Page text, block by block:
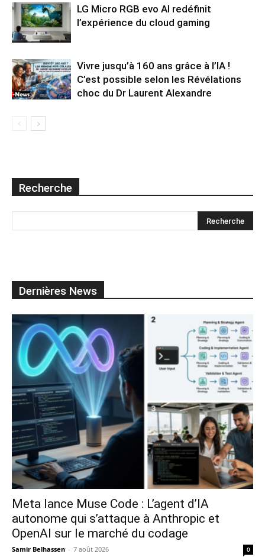
LG Micro RGB evo AI redéfinit
l’expérience du cloud gaming
Vivre jusqu’à 160 ans grâce à l’IA !
C’est possible selon les Révélations
choc du Dr Laurent Alexandre
Recherche
Dernières News
Meta lance Muse Code : L’agent d’IA
autonome qui s’attaque à Anthropic et
OpenAI sur le marché du codage
Samir Belhassen - 7 août 2026 0